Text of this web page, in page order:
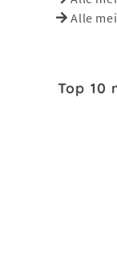
Alle
Top 10